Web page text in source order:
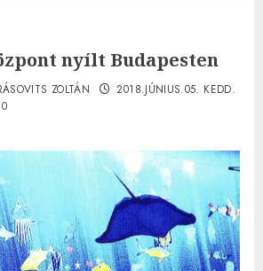
nyílt Budapesten
ZOLTÁN
2018.JÚNIUS.05. KEDD.
0